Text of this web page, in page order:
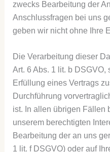
zwecks Bearbeitung der
Anschlussfragen bei uns
geben wir nicht ohne Ihre
Die Verarbeitung dieser
Art. 6 Abs. 1 lit. b DSGVO,
Erfüllung eines Vertrags
Durchführung
ist. In allen übrigen Fällen
unserem berechtigten
Bearbeitung der an uns
1 lit. f DSGVO) oder auf